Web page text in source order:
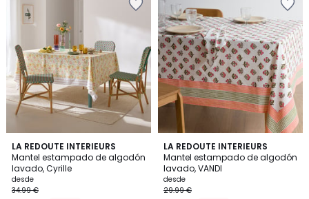
LA REDOUTE INTERIEURS
Mantel estampado de algodón
lavado, Cyrille
desde
34.99 €
4,6
/ 5
LA REDOUTE INTERIEURS
Mantel estampado de algodón
lavado, VANDI
desde
29.99 €
5
/
5